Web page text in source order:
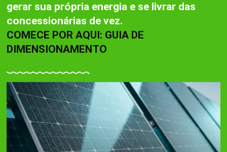
gerar sua própria energia e se livrar das
concessionárias de vez.
COMECE POR AQUI: GUIA DE
DIMENSIONAMENTO